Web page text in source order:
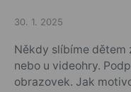
Posted on
30. 1. 2025
Někdy slíbíme dětem
nebo u videohry.
obrazovek. Jak